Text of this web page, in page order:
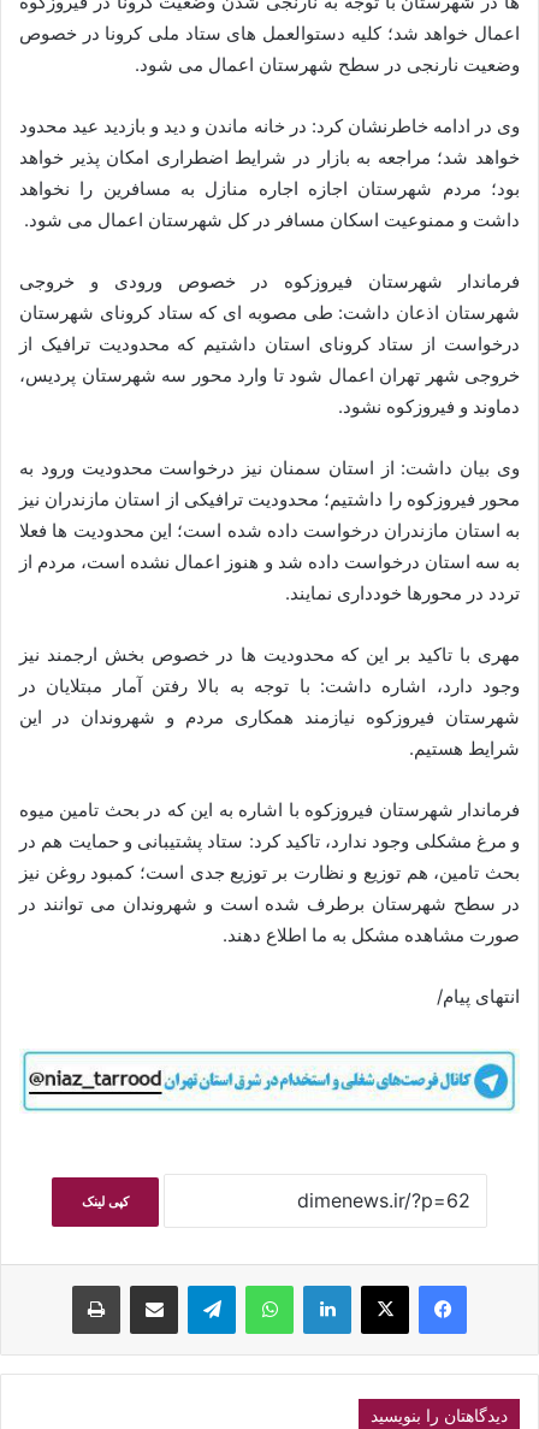
اعمال خواهد شد؛ کلیه دستوالعمل های ستاد ملی کرونا در خصوص
وضعیت نارنجی در سطح شهرستان اعمال می شود.
وی در ادامه خاطرنشان کرد: در خانه ماندن و دید و بازدید عید محدود
خواهد شد؛ مراجعه به بازار در شرایط اضطراری امکان پذیر خواهد
بود؛ مردم شهرستان اجازه اجاره منازل به مسافرین را نخواهد
داشت و ممنوعیت اسکان مسافر در کل شهرستان اعمال می شود.
فرماندار شهرستان فیروزکوه در خصوص ورودی و خروجی
شهرستان اذعان داشت: طی مصوبه ای که ستاد کرونای شهرستان
درخواست از ستاد کرونای استان داشتیم که محدودیت ترافیک از
خروجی شهر تهران اعمال شود تا وارد محور سه شهرستان پردیس،
دماوند و فیروزکوه نشود.
وی بیان داشت: از استان سمنان نیز درخواست محدودیت ورود به
محور فیروزکوه را داشتیم؛ محدودیت ترافیکی از استان مازندران نیز
به استان مازندران درخواست داده شده است؛ این محدودیت ها فعلا
به سه استان درخواست داده شد و هنوز اعمال نشده است، مردم از
تردد در محورها خودداری نمایند.
مهری با تاکید بر این که محدودیت ها در خصوص بخش ارجمند نیز
وجود دارد، اشاره داشت: با توجه به بالا رفتن آمار مبتلایان در
شهرستان فیروزکوه نیازمند همکاری مردم و شهروندان در این
شرایط هستیم.
فرماندار شهرستان فیروزکوه با اشاره به این که در بحث تامین میوه
و مرغ مشکلی وجود ندارد، تاکید کرد: ستاد پشتیبانی و حمایت هم در
بحث تامین، هم توزیع و نظارت بر توزیع جدی است؛ کمبود روغن نیز
در سطح شهرستان برطرف شده است و شهروندان می توانند در
صورت مشاهده مشکل به ما اطلاع دهند.
انتهای پیام/
کپی لینک
فیسبوکایکس لینکداین واتس آپ تلگرام اشتراک گذاری با ایمیل چاپ
دیدگاهتان را بنویسید